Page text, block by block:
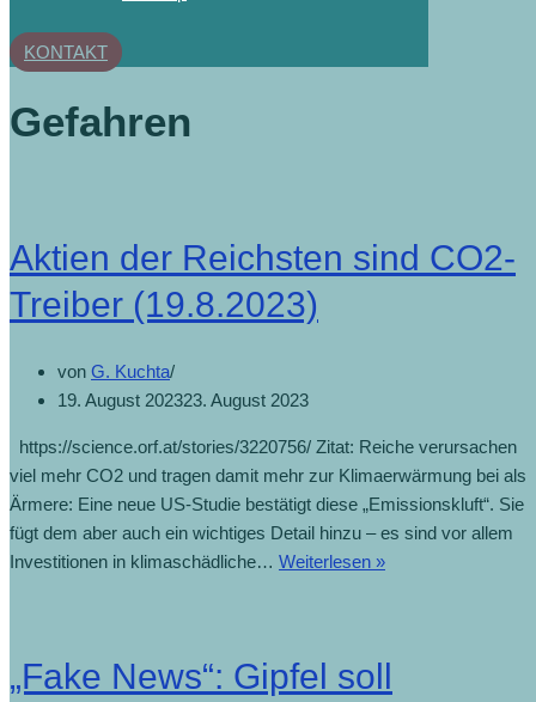
KONTAKT
Gefahren
Aktien der Reichsten sind CO2-
Treiber (19.8.2023)
von G. Kuchta
19. August 202323. August 2023
https://science.orf.at/stories/3220756/ Zitat: Reiche verursachen
viel mehr CO2 und tragen damit mehr zur Klimaerwärmung bei als
Ärmere: Eine neue US-Studie bestätigt diese „Emissionskluft“. Sie
fügt dem aber auch ein wichtiges Detail hinzu – es sind vor allem
Investitionen in klimaschädliche… Weiterlesen »
„Fake News“: Gipfel soll